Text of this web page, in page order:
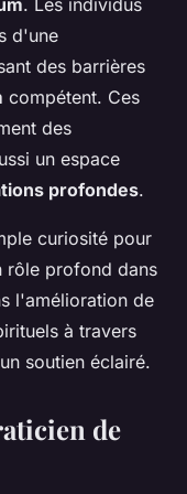
. Les individus
d'une
des barrières
compétent. Ces
des
un espace
profondes.
curiosité pour
rôle profond dans
l'amélioration de
à travers
soutien éclairé.
de